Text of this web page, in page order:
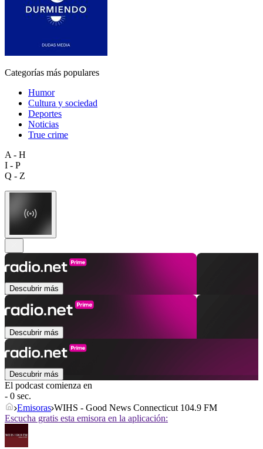
Categorías más populares
Humor
Cultura y sociedad
Deportes
Noticias
True crime
A - H
I - P
Q - Z
Descubrir más
Descubrir más
Descubrir más
El podcast comienza en
- 0 sec.
Emisoras WIHS - Good News Connecticut 104.9 FM
Escucha gratis esta emisora en la aplicación: